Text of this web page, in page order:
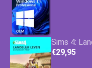
Sims 4:
€29,95